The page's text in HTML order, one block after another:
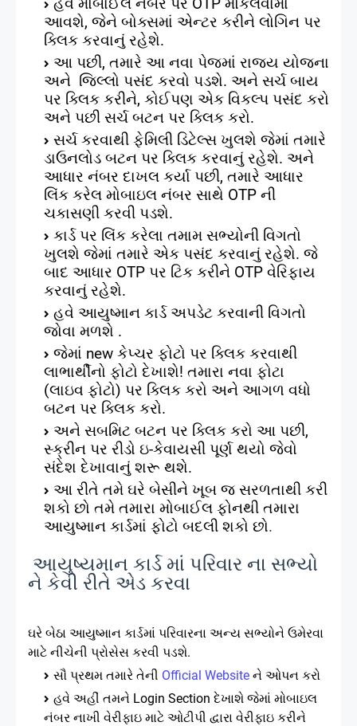
આવશે, જેને બોક્સમાં એન્ટર કરીને લોગિન પર
ક્લિક કરવાનું રહેશે.
આ પછી, તમારે આ નવા પેજમાં રાજય યોજના
અને જિલ્લો પસંદ કરવો પડશે. અને સર્ચ બાય
પર ક્લિક કરીને, કોઈપણ એક વિકલ્પ પસંદ કરો
અને પછી સર્ચ બટન પર ક્લિક કરો.
સર્ચ કરવાથી ફેમિલી ડિટેલ્સ ખુલશે જેમાં તમારે
ડાઉનલોડ બટન પર ક્લિક કરવાનું રહેશે. અને
આધાર નંબર દાખલ કર્યા પછી, તમારે આધાર
લિંક કરેલ મોબાઇલ નંબર સાથે OTP ની
ચકાસણી કરવી પડશે.
કાર્ડ પર લિંક કરેલા તમામ સભ્યોની વિગતો
ખુલશે જેમાં તમારે એક પસંદ કરવાનું રહેશે. જે
બાદ આધાર OTP પર ટિક કરીને OTP વેરિફાય
કરવાનું રહેશે.
હવે આયુષ્માન કાર્ડ અપડેટ કરવાની વિગતો
જોવા મળશે .
જેમાં new કેપ્ચર ફોટો પર ક્લિક કરવાથી
લાભાર્થીનો ફોટો દેખાશે! તમારા નવા ફોટા
(લાઇવ ફોટો) પર ક્લિક કરો અને આગળ વધો
બટન પર ક્લિક કરો.
અને સબમિટ બટન પર ક્લિક કરો આ પછી,
સ્ક્રીન પર રીડો ઇ-કેવાયસી પૂર્ણ થયો જેવો
સંદેશ દેખાવાનું શરૂ થશે.
આ રીતે તમે ઘરે બેસીને ખૂબ જ સરળતાથી કરી
શકો છો તમે તમારા મોબાઈલ ફોનથી તમારા
આયુષ્માન કાર્ડમાં ફોટો બદલી શકો છો.
આયુષ્યમાન કાર્ડ માં પરિવાર ના સભ્યો
ને કેવી રીતે એડ કરવા
ઘરે બેઠા આયુષ્માન કાર્ડમાં પરિવારના અન્ય સભ્યોને ઉમેરવા
માટે નીચેની પ્રોસેસ કરવી પડશે.
સૌ પ્રથમ તમારે તેની Official Website ને ઓપન કરો
હવે અહીં તમને Login Section દેખાશે જેમાં મોબાઇલ
નંબર નાખી વેરીફાઇ માટે ઓટીપી દ્વારા વેરીફાઇ કરીને